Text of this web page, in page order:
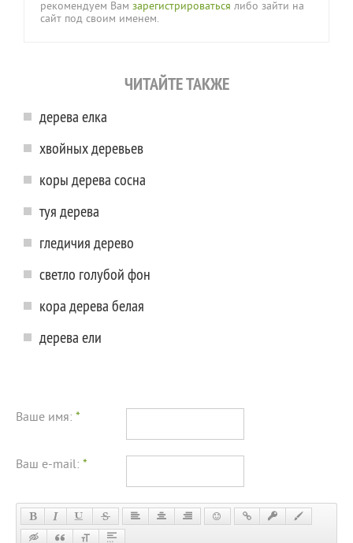
рекомендуем Вам зарегистрироваться либо зайти на
сайт под своим именем.
ЧИТАЙТЕ ТАКЖЕ
дерева елка
хвойных деревьев
коры дерева сосна
туя дерева
гледичия дерево
светло голубой фон
кора дерева белая
дерева ели
Ваше имя: *
Ваш e-mail: *